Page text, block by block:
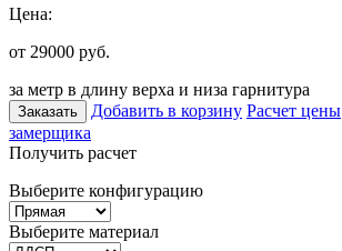
Цена:
от 29000 руб.
за метр в длину верха и низа гарнитура
Заказать Добавить в корзину Расчет цены
замерщика
Получить расчет
Выберите конфигурацию
Выберите материал